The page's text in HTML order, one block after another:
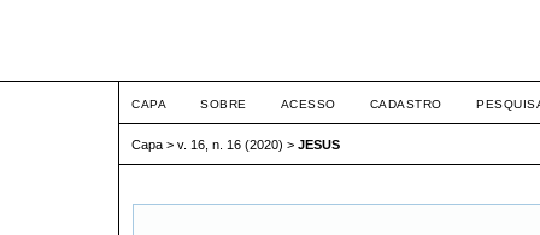
CAPA SOBRE ACESSO CADASTRO
Capa > v. 16, n. 16 (2020) > JESUS